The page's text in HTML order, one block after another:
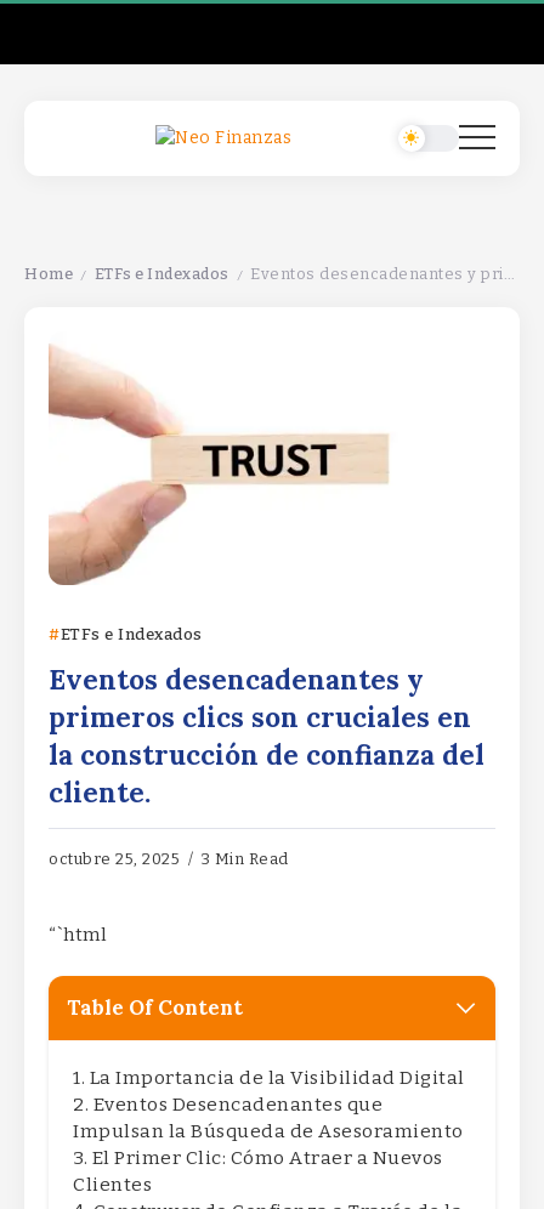
Home / ETFs e Indexados / Eventos desencadenantes y primeros clics son cruciales en la construcción de confianza del cliente.
ETFs e Indexados
Eventos desencadenantes y
primeros clics son cruciales en
la construcción de confianza del
cliente.
octubre 25, 2025 3 Min Read
“`html
Table Of Content
La Importancia de la Visibilidad Digital
Eventos Desencadenantes que
Impulsan la Búsqueda de Asesoramiento
El Primer Clic: Cómo Atraer a Nuevos
Clientes